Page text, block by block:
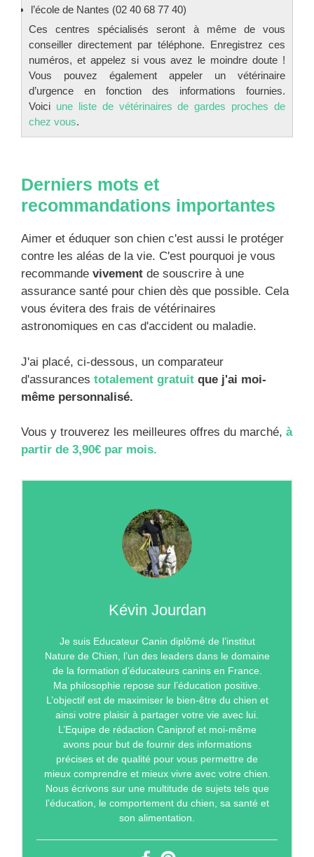
l’école de Nantes (02 40 68 77 40)
Ces centres spécialisés seront à même de vous
conseiller directement par téléphone. Enregistrez ces
numéros, et appelez si vous avez le moindre doute !
Vous pouvez également appeler un vétérinaire
d’urgence en fonction des informations fournies.
Voici une liste de vétérinaires de gardes proches de
chez vous.
Derniers mots et
recommandations importantes
Aimer et éduquer son chien c'est aussi le protéger
contre les aléas de la vie. C'est pourquoi je vous
recommande vivement de souscrire à une
assurance santé pour chien dès que possible. Cela
vous évitera des frais de vétérinaires
astronomiques en cas d'accident ou maladie.
J'ai placé, ci-dessous, un comparateur
d'assurances totalement gratuit que j'ai moi-
même personnalisé.
Vous y trouverez les meilleures offres du marché, à
partir de 3,90€ par mois.
Kévin Jourdan
Je suis Educateur Canin diplômé de l’institut
Nature de Chien, l’un des leaders dans le domaine
de la formation d’éducateurs canins en France.
Ma philosophie repose sur l’éducation positive.
L’objectif est de maximiser le bien-être du chien et
ainsi votre plaisir à partager votre vie avec lui.
L’Equipe de rédaction Caniprof et moi-même
avons pour but de fournir des informations
précises et de qualité pour vous permettre de
mieux comprendre et mieux vivre avec votre chien.
Nous écrivons sur une multitude de sujets tels que
l’éducation, le comportement du chien, sa santé et
son alimentation.